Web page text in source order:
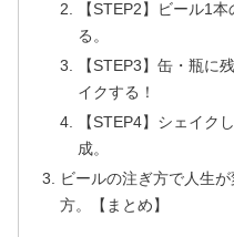
【STEP2】ビール1
る。
【STEP3】缶・瓶に
イクする！
【STEP4】シェイク
成。
ビールの注ぎ方で人生
方。【まとめ】